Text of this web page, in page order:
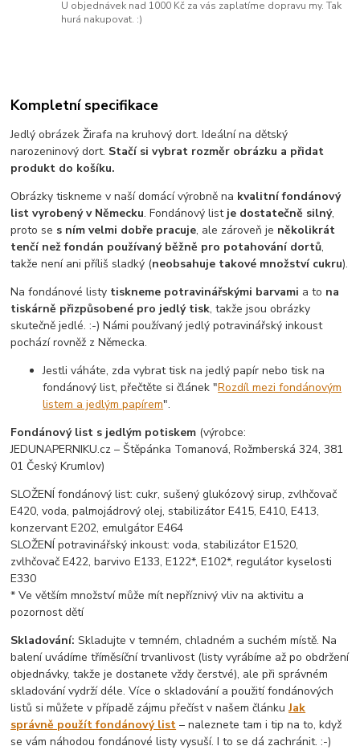
U objednávek nad 1000 Kč za vás zaplatíme dopravu my. Tak
hurá nakupovat. :)
Kompletní specifikace
Jedlý obrázek Žirafa na kruhový dort. Ideální na dětský
narozeninový dort. Stačí si vybrat rozměr obrázku a přidat
produkt do košíku.
Obrázky tiskneme v naší domácí výrobně na kvalitní fondánový
list vyrobený v Německu. Fondánový list je dostatečně silný,
proto se s ním velmi dobře pracuje, ale zároveň je několikrát
tenčí než fondán používaný běžně pro potahování dortů,
takže není ani příliš sladký (neobsahuje takové množství cukru).
Na fondánové listy tiskneme potravinářskými barvami a to na
tiskárně přizpůsobené pro jedlý tisk, takže jsou obrázky
skutečně jedlé. :-) Námi používaný jedlý potravinářský inkoust
pochází rovněž z Německa.
Jestli váháte, zda vybrat tisk na jedlý papír nebo tisk na
fondánový list, přečtěte si článek "Rozdíl mezi fondánovým
listem a jedlým papírem".
Fondánový list s jedlým potiskem (výrobce:
JEDUNAPERNIKU.cz – Štěpánka Tomanová, Rožmberská 324, 381
01 Český Krumlov)
SLOŽENÍ fondánový list: cukr, sušený glukózový sirup, zvlhčovač
E420, voda, palmojádrový olej, stabilizátor E415, E410, E413,
konzervant E202, emulgátor E464
SLOŽENÍ potravinářský inkoust: voda, stabilizátor E1520,
zvlhčovač E422, barvivo E133, E122*, E102*, regulátor kyselosti
E330
* Ve větším množství může mít nepříznivý vliv na aktivitu a
pozornost dětí
Skladování: Skladujte v temném, chladném a suchém místě. Na
balení uvádíme tříměsíční trvanlivost (listy vyrábíme až po obdržení
objednávky, takže je dostanete vždy čerstvé), ale při správném
skladování vydrží déle. Více o skladování a použití fondánových
listů si můžete v případě zájmu přečíst v našem článkuJak
správně použít fondánový list – naleznete tam i tip na to, když
se vám náhodou fondánové listy vysuší. I to se dá zachránit. :-)